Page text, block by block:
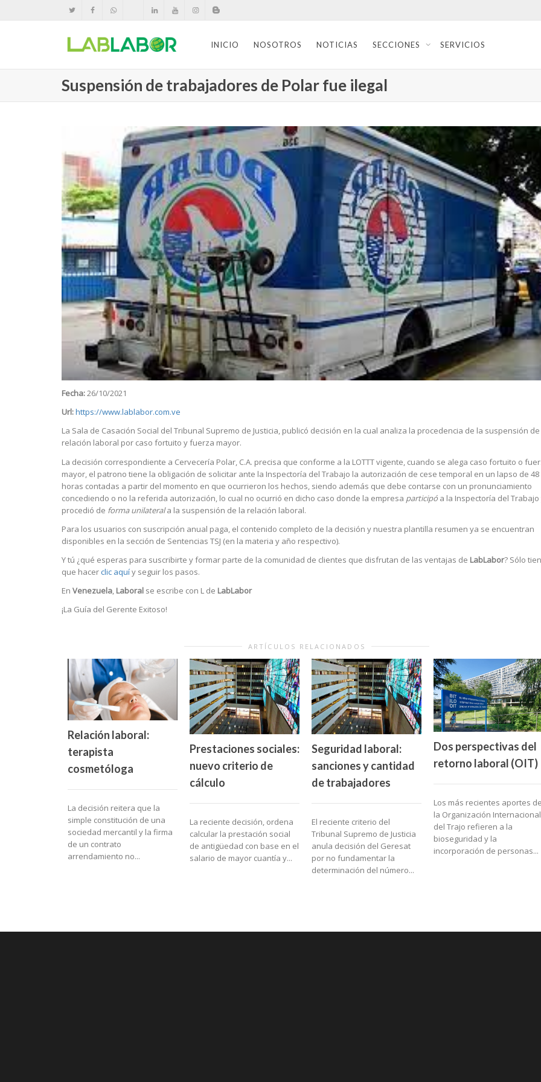
INICIO NOSOTROS NOTICIAS SECCIONES SERVICIOS
Suspensión de trabajadores de Polar fue ilegal
Fecha:26/10/2021
Url:https://www.lablabor.com.ve
La Sala de Casación Social del Tribunal Supremo de Justicia, publicó decisión en la cual analiza la procedencia de la suspensión de
relación laboral por caso fortuito y fuerza mayor.
La decisión correspondiente a Cervecería Polar, C.A. precisa que conforme a la LOTTT vigente, cuando se alega caso fortuito o
mayor, el patrono tiene la obligación de solicitar ante la Inspectoría del Trabajo la autorización de cese temporal en un lapso de 48
horas contadas a partir del momento en que ocurrieron los hechos, siendo además que debe contarse con un pronunciamiento
concediendo o no la referida autorización, lo cual no ocurrió en dicho caso donde la empresa participó a la Inspectoría del Trabajo
procedió de forma unilaterala la suspensión de la relación laboral.
Para los usuarios con suscripción anual paga, el contenido completo de la decisión y nuestra plantilla resumen ya se encuentran
disponibles en la sección de Sentencias TSJ (en la materia y año respectivo).
Y tú ¿qué esperas para suscribirte y formar parte de la comunidad de clientes que disfrutan de las ventajas de LabLabor? Sólo
que hacerclic aquíy seguir los pasos.
En Venezuela, Laboral se escribe con L de LabLabor
¡La Guía del Gerente Exitoso!
ARTÍCULOS RELACIONADOS
Relación laboral:
terapista
cosmetóloga
La decisión reitera que la
simple constitución de una
sociedad mercantil y la firma
de un contrato
arrendamiento no...
Prestaciones sociales:
nuevo criterio de
cálculo
La reciente decisión, ordena
calcular la prestación social
de antigüedad con base en el
salario de mayor cuantía y...
Seguridad laboral:
sanciones y cantidad
de trabajadores
El reciente criterio del
Tribunal Supremo de Justicia
anula decisión del Geresat
por no fundamentar la
determinación del número...
Dos perspectivas del
retorno laboral (OIT)
Los más recientes aportes de
la Organización Internacional
del Trajo refieren a la
bioseguridad y la
incorporación de personas...